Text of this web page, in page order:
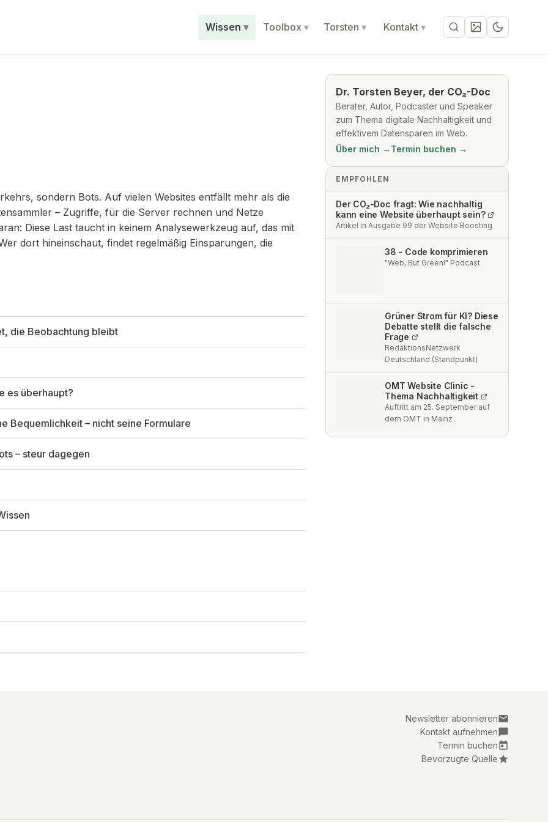
Wissen Toolbox Torsten Kontakt Suche
sondern Bots. Auf vielen Websites entfällt mehr als die
– Zugriffe, für die Server rechnen und Netze
Diese Last taucht in keinem Analysewerkzeug auf, das mit
dort hineinschaut, findet regelmäßig Einsparungen, die
die Beobachtung bleibt
es überhaupt?
Bequemlichkeit – nicht seine Formulare
– steur dagegen
Dr. Torsten Beyer, der CO₂-Doc
Berater, Autor, Podcaster und Speaker
zum Thema digitale Nachhaltigkeit und
effektivem Datensparen im Web.
Über mich → Termin buchen →
EMPFOHLEN
Der CO₂-Doc fragt: Wie nachhaltig
kann eine Website überhaupt sein?
Artikel in Ausgabe 99 der Website Boosting
38 - Code komprimieren
"Web, But Green!" Podcast
Grüner Strom für KI? Diese
Debatte stellt die falsche
Frage
RedaktionsNetzwerk
Deutschland (Standpunkt)
OMT Website Clinic -
Thema Nachhaltigkeit
Auftritt am 25. September auf
dem OMT in Mainz
Newsletter abonnieren
Kontakt aufnehmen
Termin buchen
Bevorzugte Quelle